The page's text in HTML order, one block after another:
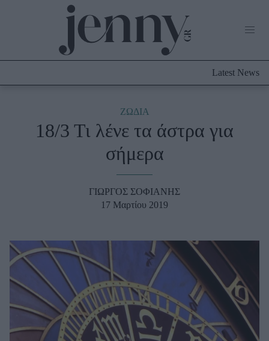
Culture
Fashion
Skincare
Μαλλιά - Νύχια
Μακιγιάζ
Beauty News
Well being
Latest News
ΖΩΔΙΑ
18/3 Τι λένε τα άστρα για
σήμερα
ΓΙΩΡΓΟΣ ΣΟΦΙΑΝΗΣ
17 Μαρτίου 2019